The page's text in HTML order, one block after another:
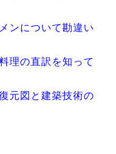
ンについて勘違い
理の直訳を知って
元図と建築技術の